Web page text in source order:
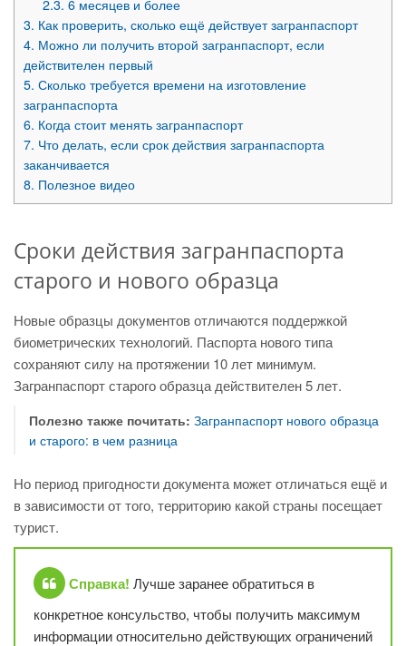
2.3. 6 месяцев и более
3. Как проверить, сколько ещё действует загранпаспорт
4. Можно ли получить второй загранпаспорт, если
действителен первый
5. Сколько требуется времени на изготовление
загранпаспорта
6. Когда стоит менять загранпаспорт
7. Что делать, если срок действия загранпаспорта
заканчивается
8. Полезное видео
Сроки действия загранпаспорта
старого и нового образца
Новые образцы документов отличаются поддержкой
биометрических технологий. Паспорта нового типа
сохраняют силу на протяжении 10 лет минимум.
Загранпаспорт старого образца действителен 5 лет.
Полезно также почитать: Загранпаспорт нового образца
и старого: в чем разница
Но период пригодности документа может отличаться ещё и
в зависимости от того, территорию какой страны посещает
турист.
Справка! Лучше заранее обратиться в
конкретное консульство, чтобы получить максимум
информации относительно действующих ограничений